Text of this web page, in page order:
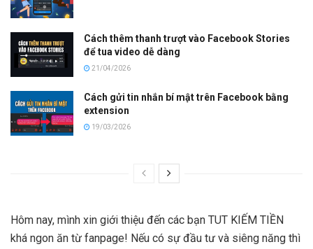
Cách thêm thanh trượt vào Facebook Stories
để tua video dễ dàng
21/04/2026
Cách gửi tin nhắn bí mật trên Facebook bằng
extension
19/03/2026
Hôm nay, mình xin giới thiệu đến các bạn TUT KIẾM TIỀN
khá ngon ăn từ fanpage! Nếu có sự đầu tư và siêng năng thì